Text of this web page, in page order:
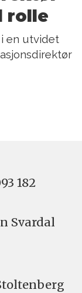
rolle
i en utvidet
182
Svardal